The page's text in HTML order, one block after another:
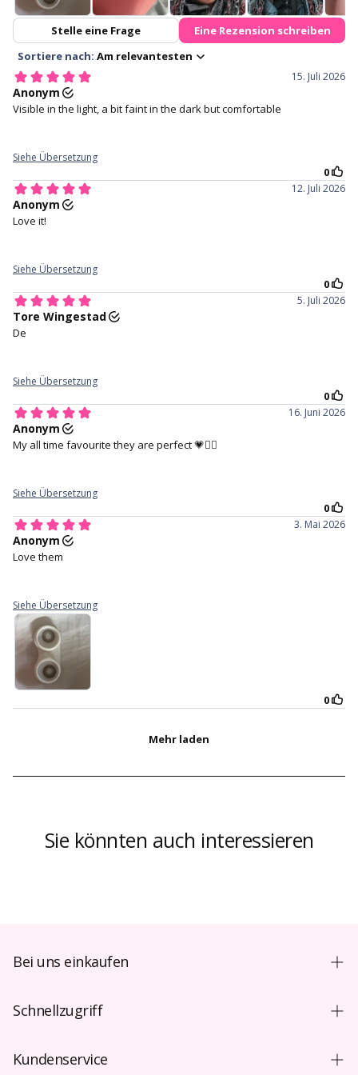
MONATLICHE LINSEN
Deine Augen, aber besser! Verleihe deinem Alltagslook
die richtige Menge an Glanz und Tiefe verleihen. Es ist
dezent, elegant und unglaublich schick – der perfekte
Weg, deine Iris zum Strahlen zu bringen, ohne zu
3. Make sure the lens is not
inside out and has a perfect
bowl shape.
your middle finger on the
4. Staring straight ahead and
gently place the lens in the
Tri-layer sandwich technology
Free lens case with with every
pair of lenses purchased.
Sie könnten auch interessieren
Bei uns einkaufen
Neuer Benutzer
Schnellzugriff
Farbige Kontaktlinsen Kanada
Kundenservice